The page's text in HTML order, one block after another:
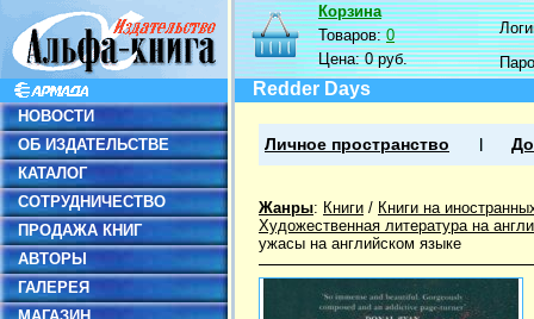
НОВОСТИ
ОБ ИЗДАТЕЛЬСТВЕ
КАТАЛОГ
СОТРУДНИЧЕСТВО
ПРОДАЖА КНИГ
АВТОРЫ
ГАЛЕРЕЯ
Корзина
Товаров:0
Цена:0 руб.
Redder Days
Личное пространство
Жанры: Книги / Книги на
Художественная литература на
ужасы на английском языке